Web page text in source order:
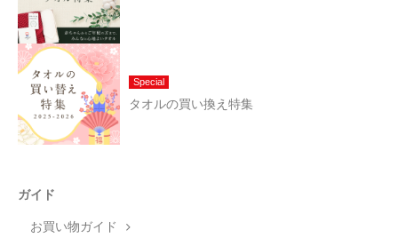
Special
タオルの買い換え特集
ガイド
お買い物ガイド